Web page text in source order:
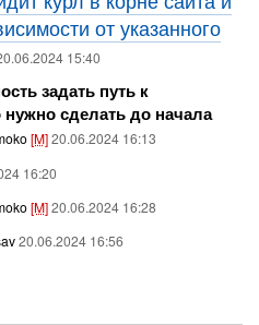
от указанного
15:40
задать путь к
сделать до начала
[M] 20.06.2024 16:13
16:20
[M]20.06.2024 16:28
20.06.2024 16:56